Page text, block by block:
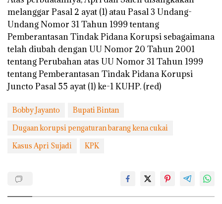
melanggar Pasal 2 ayat (1) atau Pasal 3 Undang-
Undang Nomor 31 Tahun 1999 tentang
Pemberantasan Tindak Pidana Korupsi sebagaimana
telah diubah dengan UU Nomor 20 Tahun 2001
tentang Perubahan atas UU Nomor 31 Tahun 1999
tentang Pemberantasan Tindak Pidana Korupsi
Juncto Pasal 55 ayat (1) ke-1 KUHP. (red)
Bobby Jayanto
Bupati Bintan
Dugaan korupsi pengaturan barang kena cukai
Kasus Apri Sujadi
KPK